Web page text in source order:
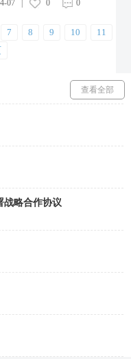
07| 0 0
7 8 9 10
11
查看全部
工
战略合作协议